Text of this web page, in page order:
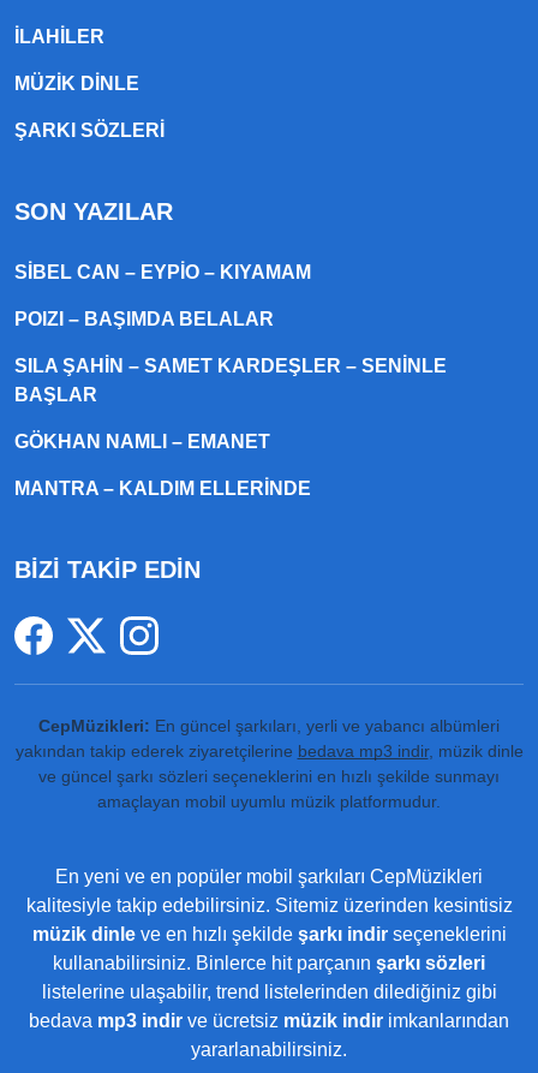
ILAHILER
MÜZIK DINLE
ŞARKI SÖZLERI
SON YAZILAR
SIBEL CAN – EYPIO – KIYAMAM
POIZI – BAŞIMDA BELALAR
SILA ŞAHIN – SAMET KARDEŞLER – SENINLE
BAŞLAR
GÖKHAN NAMLI – EMANET
MANTRA – KALDIM ELLERINDE
BİZİ TAKİP EDİN
CepMüzikleri: En güncel şarkıları, yerli ve yabancı albümleri
yakından takip ederek ziyaretçilerine bedava mp3 indir, müzik dinle
ve güncel şarkı sözleri seçeneklerini en hızlı şekilde sunmayı
amaçlayan mobil uyumlu müzik platformudur.
En yeni ve en popüler mobil şarkıları CepMüzikleri
kalitesiyle takip edebilirsiniz. Sitemiz üzerinden kesintisiz
müzik dinleve en hızlı şekilde şarkı indirseçeneklerini
kullanabilirsiniz. Binlerce hit parçanın şarkı sözleri
listelerine ulaşabilir, trend listelerinden dilediğiniz gibi
bedava mp3 indir ve ücretsiz müzik indir imkanlarından
yararlanabilirsiniz.